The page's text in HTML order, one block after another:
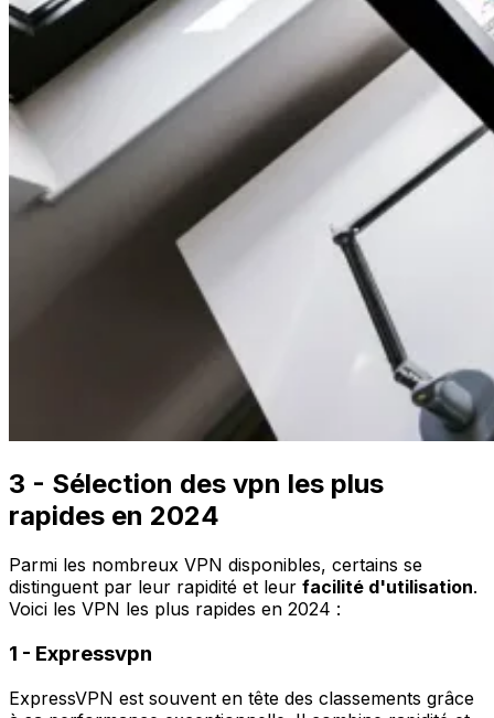
3 - Sélection des vpn les plus
rapides en 2024
Parmi les nombreux VPN disponibles, certains se
distinguent par leur rapidité et leur facilité d'utilisation.
Voici les VPN les plus rapides en 2024 :
1 - Expressvpn
ExpressVPN est souvent en tête des classements grâce